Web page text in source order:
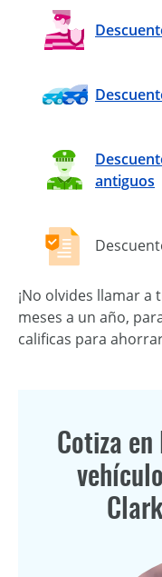
antiguos
¡No olvides llamar a
meses a un año,
calificas para
Cotiza